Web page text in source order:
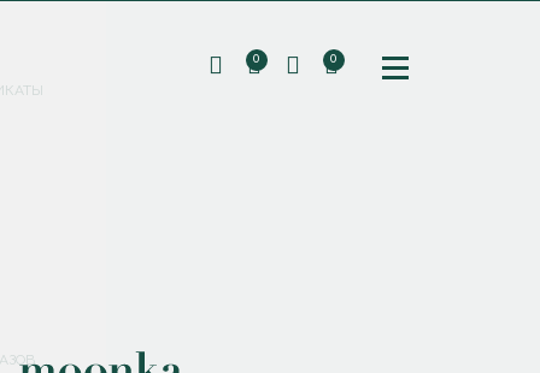
Соглашаюсь с
0 0